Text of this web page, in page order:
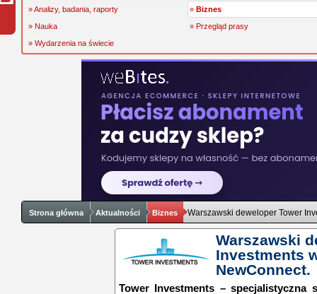
» Analizy, badania, raporty » Biznes
» Nauka
» Przegląd prasy
» Wydarzenia na świecie
Strona główna Aktualności Biznes Warszawski deweloper Tower
Warszawski
Investments
NewConnect.
Tower Investments – specjalistyczna